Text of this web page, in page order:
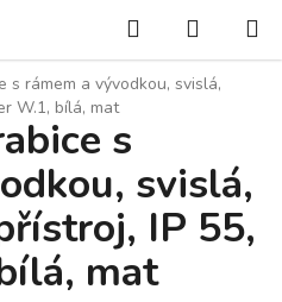
Hledat
KOŠÍK
s rámem a vývodkou, svislá,
W.1, bílá, mat
s
svislá,
IP 55,
mat